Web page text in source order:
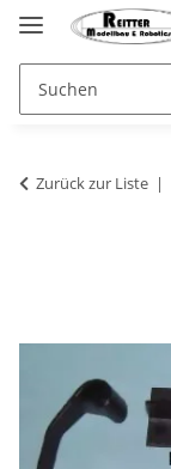
Zurück zur Liste